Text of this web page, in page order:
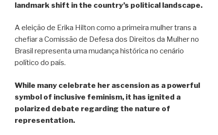
landmark shift in the country’s political landscape.
A eleição de Erika Hilton como a primeira mulher trans a
chefiar a Comissão de Defesa dos Direitos da Mulher no
Brasil representa uma mudança histórica no cenário
político do país.
While many celebrate her ascension as a powerful
symbol of inclusive feminism, it has ignited a
polarized debate regarding the nature of
representation.